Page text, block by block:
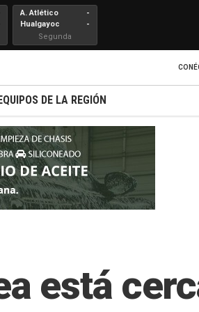
A. Atlético
Hualgayoc
-
-
Segunda
Profesional
DE LA REGIÓN
está